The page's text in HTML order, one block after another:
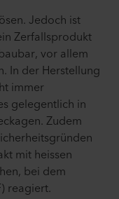
Jedoch ist
Zerfallsprodukt
vor allem
In der Herstellung
immer
gelegentlich in
Zudem
mit heissen
bei dem
reagiert.